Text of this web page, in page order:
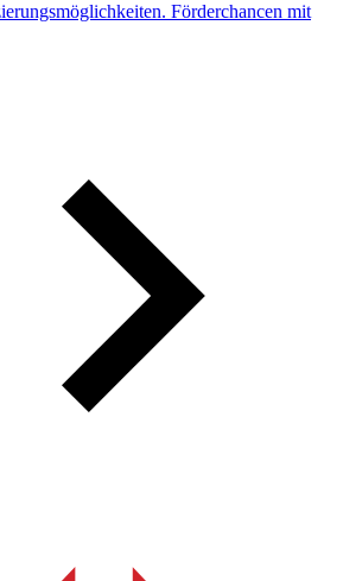
Förderchancen mit